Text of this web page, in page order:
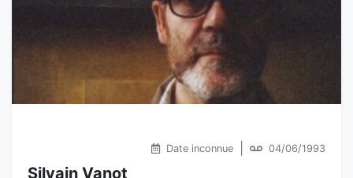
Date inconnue 04/06/1993
Silvain Vanot